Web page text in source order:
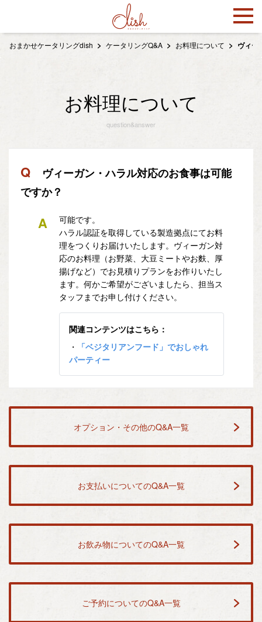
おまかせケータリングdish ケータリングQ&A お料理について ヴィー
お料理について
question&answer
Q
ヴィーガン・ハラル対応のお食事は可能
ですか？
A
可能です。
ハラル認証を取得している製造拠点にてお料
理をつくりお届けいたします。ヴィーガン対
応のお料理（お野菜、大豆ミートやお麩、厚
揚げなど）でお見積りプランをお作りいたし
ます。何かご希望がございましたら、担当ス
タッフまでお申し付けください。
関連コンテンツはこちら：
・
「ベジタリアンフード」でおしゃれ
パーティー
オプション・その他のQ&A一覧
お支払いについてのQ&A一覧
お飲み物についてのQ&A一覧
ご予約についてのQ&A一覧